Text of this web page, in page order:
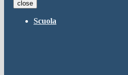
close
Scuola